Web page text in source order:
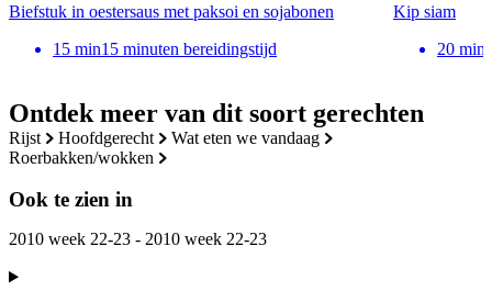
Ontdek meer van dit soort gerechten
rijst hoofdgerecht
wat eten we vandaag
roerbakken/wokken
Ook te zien in
2010 week 22-23 - 2010 week 22-23
Biefstuk in oestersaus met paksoi en sojabonen
15 min15 minuten bereidingstijd
Kip siam
20 min